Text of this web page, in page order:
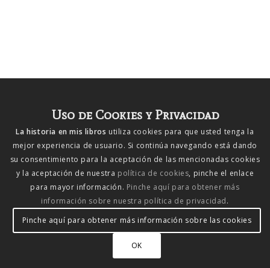
Uso de Cookies y Privacidad
La historia en mis libros utiliza cookies para que usted tenga la
mejor experiencia de usuario. Si continúa navegando está dando
su consentimiento para la aceptación de las mencionadas cookies
y la aceptación de nuestra política de cookies, pinche el enlace
para mayor información. Pinche aquí para obtener más
información sobre nuestra política de privacidad.
Pinche aquí para obtener más información sobre las cookies
OK